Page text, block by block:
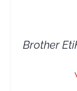
Brother